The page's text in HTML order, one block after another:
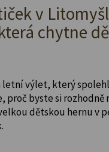
v
chytne
výlet, který
proč byste si rozhodně
dětskou hernu v